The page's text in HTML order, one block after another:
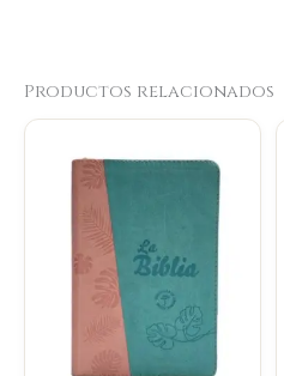
Productos relacionados
was:
$106.000.
Current